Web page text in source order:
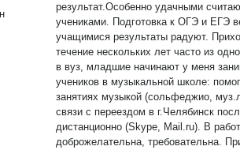
результат.Особенно удачными
учениками. Подготовка к ОГЭ и ЕГЭ
учащимися результаты радуют. Приходят заниматься дети в
течение нескольких лет часто из
в вуз, младшие начинают у меня
учеников в музыкальной школе:
занятиях музыкой (сольфеджио,
связи с переездом в г.Челябинск
дистанционно (Skype, Mail.ru). В работе с детьми общительна,
доброжелательна, требовательна.